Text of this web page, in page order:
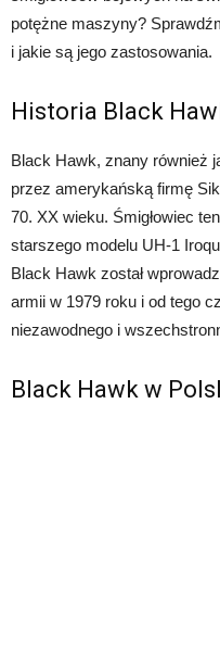
potężne maszyny?
i jakie są jego zastosowania.
Historia Black
Black Hawk, znany również
przez amerykańską firmę
70. XX wieku. Śmigłowiec
starszego modelu UH-1
Black Hawk został
armii w 1979 roku i od tego
niezawodnego i
Black Hawk w